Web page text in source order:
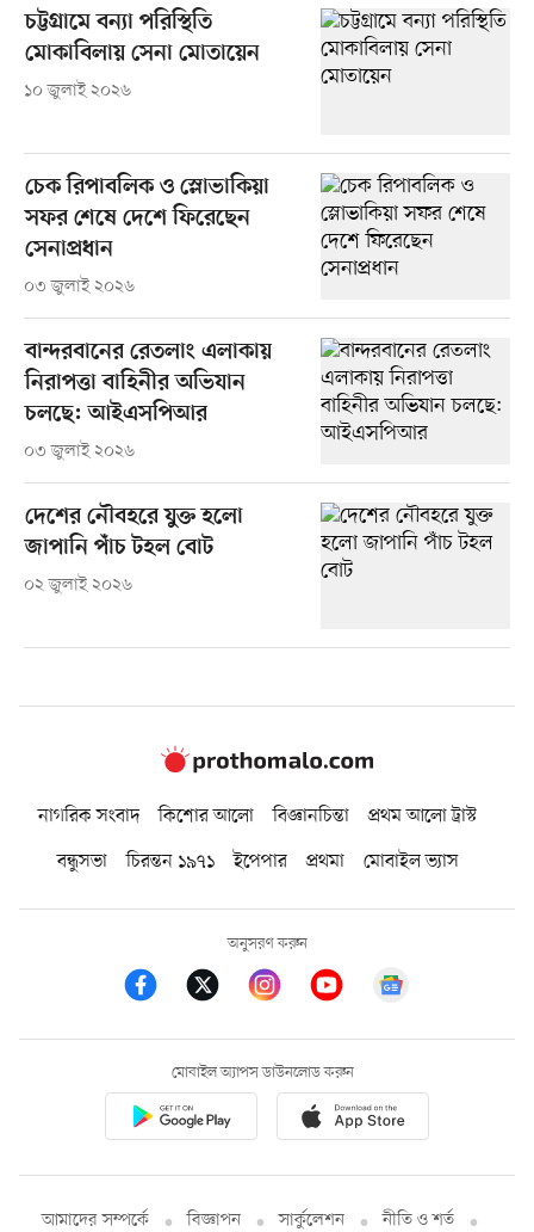
চট্টগ্রামে বন্যা পরিস্থিতি
মোকাবিলায় সেনা মোতায়েন
১০ জুলাই ২০২৬
চেক রিপাবলিক ও স্লোভাকিয়া
সফর শেষে দেশে ফিরেছেন
সেনাপ্রধান
০৩ জুলাই ২০২৬
বান্দরবানের রেতলাং এলাকায়
নিরাপত্তা বাহিনীর অভিযান
চলছে: আইএসপিআর
০৩ জুলাই ২০২৬
দেশের নৌবহরে যুক্ত হলো
জাপানি পাঁচ টহল বোট
০২ জুলাই ২০২৬
নাগরিক সংবাদ কিশোর আলো বিজ্ঞানচিন্তা
প্রথম আলো ট্রাস্ট
বন্ধুসভা
চিরন্তন ১৯৭১ ইপেপার প্রথমা মোবাইল ভ্যাস
অনুসরণ করুন
মোবাইল অ্যাপস ডাউনলোড করুন
আমাদের সম্পর্কে বিজ্ঞাপন সার্কুলেশন নীতি ও শর্ত